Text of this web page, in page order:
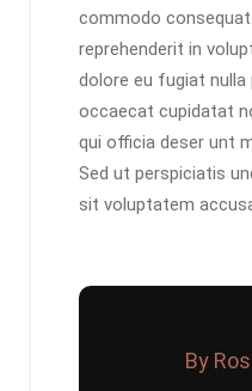
commodo
reprehenderit in
dolore eu fugiat nulla
occaecat cupidatat
qui officia deser unt
Sed ut perspiciatis
sit voluptatem
By